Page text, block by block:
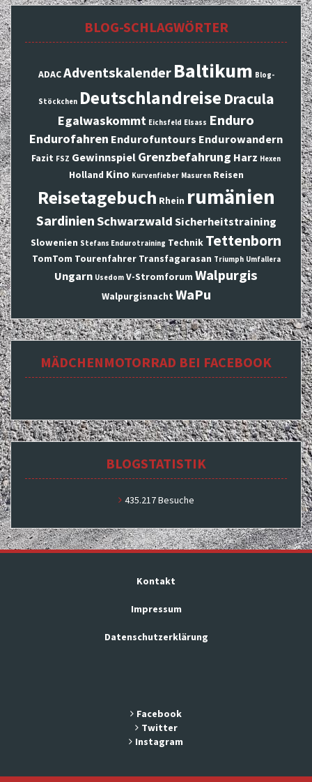
BLOG-SCHLAGWÖRTER
ADACAdventskalender Baltikum Blog-
Stöckchen Deutschlandreise Dracula
Egalwaskommt Eichsfeld Elsass Enduro
Endurofahren Endurofuntours Endurowandern
Fazit FSZ Gewinnspiel Grenzbefahrung Harz Hexen
Holland Kino Kurvenfieber Masuren Reisen
Reisetagebuch Rhein rumänien
SardinienSchwarzwald Sicherheitstraining
Slowenien Stefans Endurotraining Technik Tettenborn
TomTom Tourenfahrer Transfagarasan Triumph Umfallera
Ungarn Usedom V-Stromforum Walpurgis
Walpurgisnacht WaPu
MÄDCHENMOTORRAD BEI FACEBOOK
BLOGSTATISTIK
435.217 Besuche
Kontakt
Impressum
Datenschutzerklärung
Facebook
Twitter
Instagram